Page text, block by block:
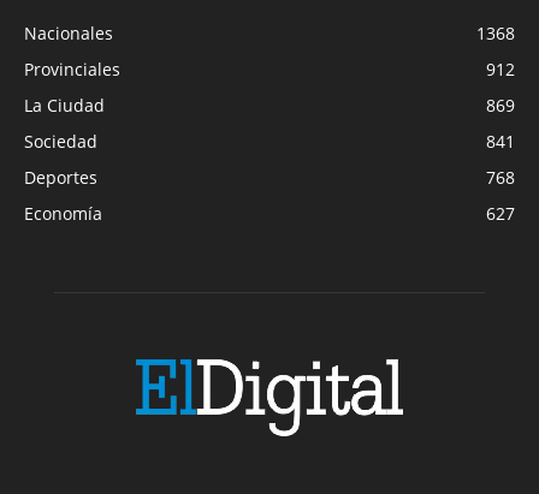
Nacionales
1368
Provinciales
912
La Ciudad
869
Sociedad
841
Deportes
768
Economía
627